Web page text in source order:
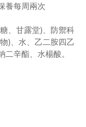
養每周兩次
、甘露堂)、防禦科
)、水、乙二胺四乙
辛酯、水楊酸。